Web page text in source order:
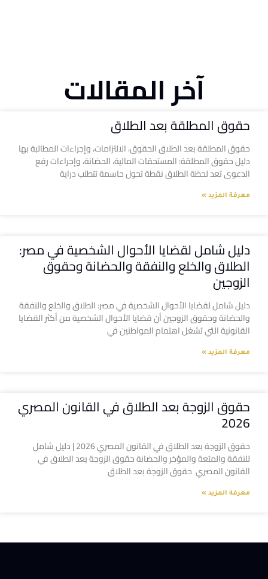
آخر المقالات
حقوق المطلقة بعد الطلاق
حقوق المطلقة بعد الطلاق الحقوق، الالتزامات، وإجراءات المطالبة بها
دليل حقوق المطلقة: المستحقات المالية، الحضانة، وإجراءات رفع
الدعوى تعد لحظة الطلاق نقطة تحول حاسمة تتطلب دراية
معرفة المزيد »
دليل شامل لقضايا الأحوال الشخصية في مصر:
الطلاق والخلع والنفقة والحضانة وحقوق
الزوجين
دليل شامل لقضايا الأحوال الشخصية في مصر: الطلاق والخلع والنفقة
والحضانة وحقوق الزوجين أن قضايا الأحوال الشخصية من أكثر القضايا
القانونية التي تشغل اهتمام المواطنين في
معرفة المزيد »
حقوق الزوجة بعد الطلاق في القانون المصري
2026
حقوق الزوجة بعد الطلاق في القانون المصري 2026 | دليل شامل
للنفقة والمتعة والمؤخر والحضانة حقوق الزوجة بعد الطلاق في
القانون المصري حقوق الزوجة بعد الطلاق
معرفة المزيد »